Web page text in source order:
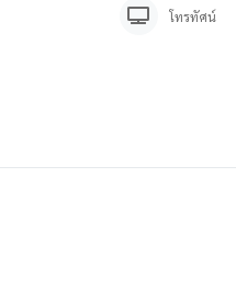
โทรทัศน์